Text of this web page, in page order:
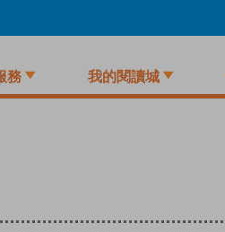
務 我的閱讀城